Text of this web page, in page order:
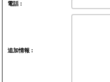
電話 :
追加情報 :